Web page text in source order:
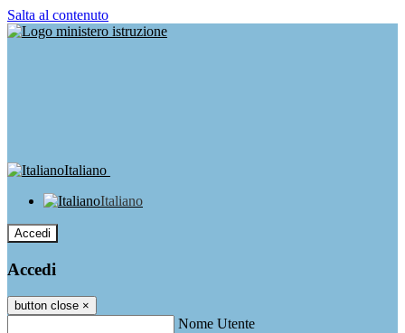
Salta al contenuto
Italiano
Italiano
Accedi
Accedi
button close ×
Nome Utente